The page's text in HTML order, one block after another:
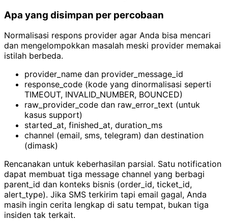
Apa yang disimpan per percobaan
Normalisasi respons provider agar Anda bisa mencari
dan mengelompokkan masalah meski provider memakai
istilah berbeda.
provider_name dan provider_message_id
response_code (kode yang dinormalisasi seperti
TIMEOUT, INVALID_NUMBER, BOUNCED)
raw_provider_code dan raw_error_text (untuk
kasus support)
started_at, finished_at, duration_ms
channel (email, sms, telegram) dan destination
(dimask)
Rencanakan untuk keberhasilan parsial. Satu notification
dapat membuat tiga message channel yang berbagi
parent_id dan konteks bisnis (order_id, ticket_id,
alert_type). Jika SMS terkirim tapi email gagal, Anda
masih ingin cerita lengkap di satu tempat, bukan tiga
insiden tak terkait.